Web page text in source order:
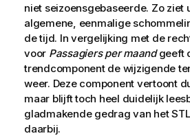
niet seizoensgebaseerde. Zo ziet
algemene, eenmalige
de tijd. In vergelijking met de
voor Passagiers per maandgeeft
trendcomponent de wijzigende
weer. Deze component vertoont
maar blijft toch heel duidelijk
gladmakende gedrag van het
daarbij.